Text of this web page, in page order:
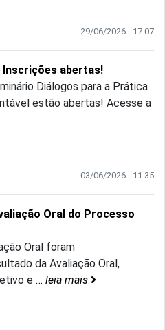
29/06/2026 - 17:07
Inscrições abertas!
Diálogos para a Prática
estão abertas! Acesse a
03/06/2026 - 11:35
Oral do Processo
Oral foram
da Avaliação Oral,
e … leia mais